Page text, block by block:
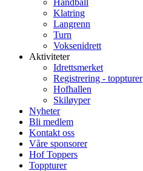
Håndball
Klatring
Langrenn
Turn
Voksenidrett
Aktiviteter
Idrettsmerket
Registrering - toppturer
Hofhallen
Skiløyper
Nyheter
Bli medlem
Kontakt oss
Våre sponsorer
Hof Toppers
Toppturer